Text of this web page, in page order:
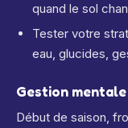
quand le sol
Tester votre
eau, glucides,
Gestion
Début de saison,